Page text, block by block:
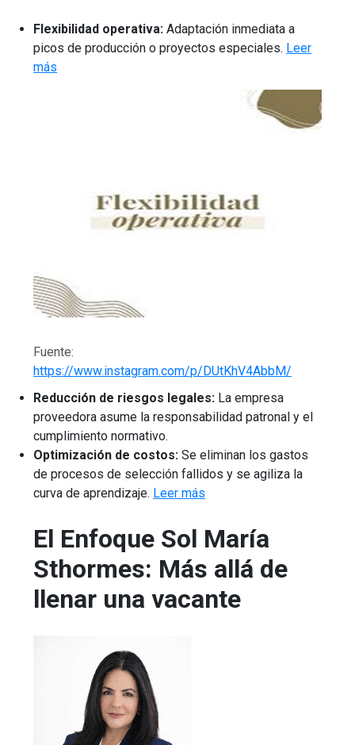
Flexibilidad operativa: Adaptación inmediata a
picos de producción o proyectos especiales. Leer
más
Fuente:
https://www.instagram.com/p/DUtKhV4AbbM/
Reducción de riesgos legales: La empresa
proveedora asume la responsabilidad patronal y el
cumplimiento normativo.
Optimización de costos: Se eliminan los gastos
de procesos de selección fallidos y se agiliza la
curva de aprendizaje. Leer más
El Enfoque Sol María
Sthormes: Más allá de
llenar una vacante